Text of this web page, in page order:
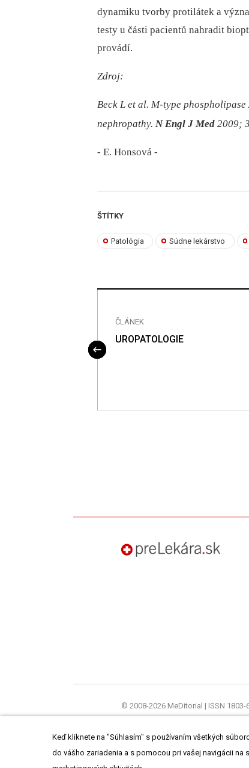
dynamiku tvorby protilátek a
testy u části pacientů nahradit
provádí.
Zdroj:
Beck L et al. M-type phospholipase
nephropathy. N Engl J Med 2009;
-⁠ E. Honsová -
ŠTÍTKY
Patológia Súdne lekárstvo
ČLÁNEK
UROPATOLOGIE
© 2008-2026 MeDitorial | ISSN 1803-
Stránky preLekára.sk sú určené
Keď kliknete na "Súhlasím" s používaním všetkých
do vášho zariadenia a s pomocou pri vašej navigácii na